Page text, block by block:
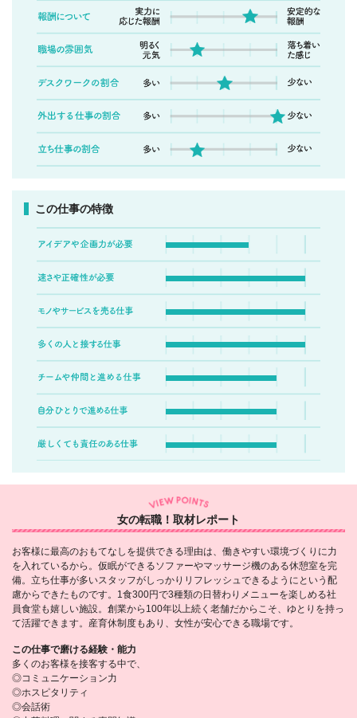
この仕事の特徴
女の転職！取材レポート
お客様に最高のおもてなしを提供できる理由は、働きやすい環境づくりに力
を入れているから。仮眠ができるソファーやマッサージ機のある休憩室を完
備。立ち仕事が多いスタッフがしっかりリフレッシュできるようにという配
慮からできたものです。1食300円で3種類の日替わりメニューを楽しめる社
員食堂も嬉しい施設。創業から100年以上続く老舗だからこそ、ゆとりを持っ
て活躍できます。産育休制度もあり、女性が安心できる職場です。
この仕事で磨ける経験・能力
多くのお客様を接客する中で、
◎コミュニケーション力
◎ホスピタリティ
◎会話術